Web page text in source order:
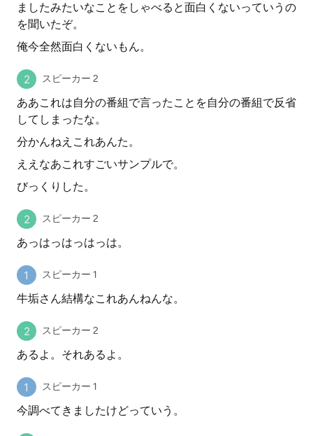
ましたみたいなことをしゃべると面白くないっていうの
を聞いたぞ。
俺今全然面白くないもん。
スピーカー 2
ああこれは自分の番組で言ったことを自分の番組で反省
してしまったな。
分かんねえこれあんた。
ええなあこれすごいサンプルで。
びっくりした。
スピーカー 2
あっはっはっはっは。
スピーカー 1
牛垢さん結構なこれあんねんな。
スピーカー 2
あるよ。それあるよ。
スピーカー 1
今調べてきましたけどっていう。